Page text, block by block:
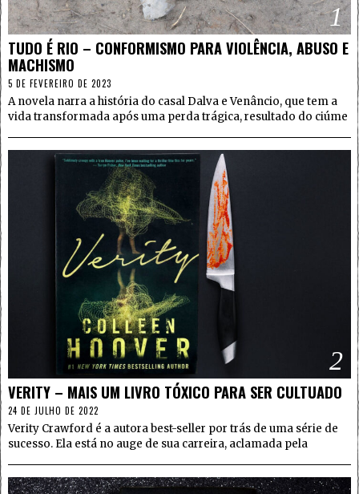
1
TUDO É RIO – CONFORMISMO PARA VIOLÊNCIA, ABUSO E
MACHISMO
5 DE FEVEREIRO DE 2023
A novela narra a história do casal Dalva e Venâncio, que tem a
vida transformada após uma perda trágica, resultado do ciúme
2
VERITY – MAIS UM LIVRO TÓXICO PARA SER CULTUADO
24 DE JULHO DE 2022
Verity Crawford é a autora best-seller por trás de uma série de
sucesso. Ela está no auge de sua carreira, aclamada pela